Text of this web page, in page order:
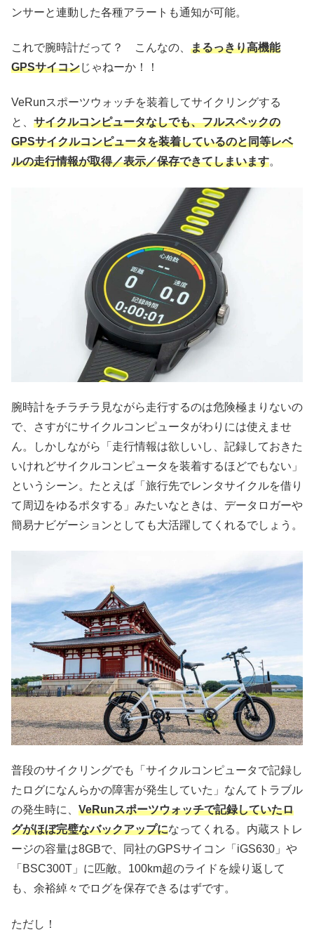
ンサーと連動した各種アラートも通知が可能。
これで腕時計だって？ こんなの、 まるっきり高機能
GPSサイコンじゃねーか！！
VeRunスポーツウォッチを装着してサイクリングする
と、 サイクルコンピュータなしでも、フルスペックの
GPSサイクルコンピュータを装着しているのと同等レベ
ルの走行情報が取得／表示／保存できてしまいます。
腕時計をチラチラ見ながら走行するのは危険極まりないの
で、さすがにサイクルコンピュータがわりには使えませ
ん。しかしながら「走行情報は欲しいし、記録しておきた
いけれどサイクルコンピュータを装着するほどでもない」
というシーン。たとえば「旅行先でレンタサイクルを借り
て周辺をゆるポタする」みたいなときは、データロガーや
簡易ナビゲーションとしても大活躍してくれるでしょう。
普段のサイクリングでも「サイクルコンピュータで記録し
たログになんらかの障害が発生していた」なんてトラブル
の発生時に、 VeRunスポーツウォッチで記録していたロ
グがほぼ完璧なバックアップになってくれる。内蔵ストレ
ージの容量は8GBで、同社のGPSサイコン「iGS630」や
「BSC300T」に匹敵。100km超のライドを繰り返して
も、余裕綽々でログを保存できるはずです。
ただし！